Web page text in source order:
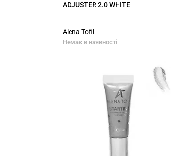
ADJUSTER 2.0 WHITE
Alena Tofil
Немає в наявності